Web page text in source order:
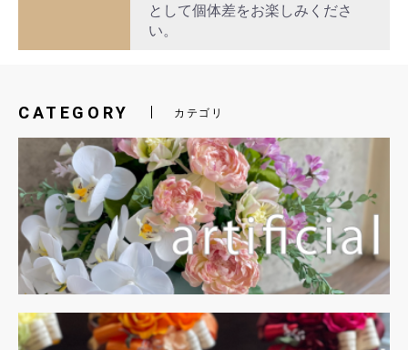
として個体差をお楽しみくださ
い。
CATEGORY カテゴリ